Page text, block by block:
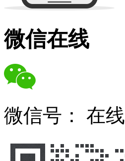
微信在线
微信号： 在